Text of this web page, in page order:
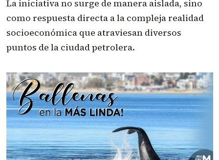
La iniciativa no surge de manera aislada, sino
como respuesta directa a la compleja realidad
socioeconómica que atraviesan diversos
puntos de la ciudad petrolera.